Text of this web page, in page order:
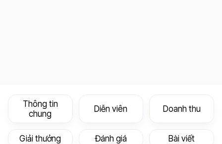
Thông tin
chung
Diễn viên Doanh thu
Giải thưởng Đánh giá Bài viết